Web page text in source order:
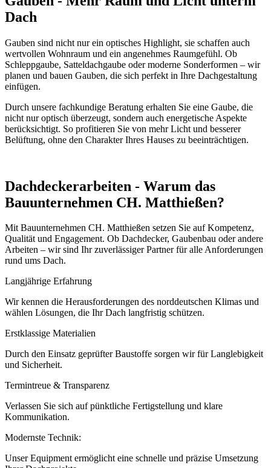
Dach
Gauben sind nicht nur ein optisches Highlight, sie schaffen auch
wertvollen Wohnraum und ein angenehmes Raumgefühl. Ob
Schleppgaube, Satteldachgaube oder moderne Sonderformen – wir
planen und bauen Gauben, die sich perfekt in Ihre Dachgestaltung
einfügen.
Durch unsere fachkundige Beratung erhalten Sie eine Gaube, die
nicht nur optisch überzeugt, sondern auch energetische Aspekte
berücksichtigt. So profitieren Sie von mehr Licht und besserer
Belüftung, ohne den Charakter Ihres Hauses zu beeinträchtigen.
Dachdeckerarbeiten - Warum das
Bauunternehmen CH. Matthießen?
Mit Bauunternehmen CH. Matthießen setzen Sie auf Kompetenz,
Qualität und Engagement. Ob Dachdecker, Gaubenbau oder andere
Arbeiten – wir sind Ihr zuverlässiger Partner für alle Anforderungen
rund ums Dach.
Langjährige Erfahrung
Wir kennen die Herausforderungen des norddeutschen Klimas und
wählen Lösungen, die Ihr Dach langfristig schützen.
Erstklassige Materialien
Durch den Einsatz geprüfter Baustoffe sorgen wir für Langlebigkeit
und Sicherheit.
Termintreue & Transparenz
Verlassen Sie sich auf pünktliche Fertigstellung und klare
Kommunikation.
Modernste Technik:
Unser Equipment ermöglicht eine schnelle und präzise Umsetzung